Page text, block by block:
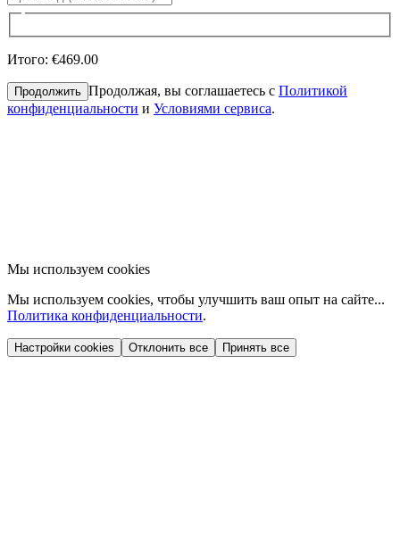
Итого: €469.00
Продолжить Продолжая, вы соглашаетесь с Политикой
конфиденциальности и Условиями сервиса.
Мы используем cookies
Мы используем cookies, чтобы улучшить ваш опыт на сайте...
Политика конфиденциальности.
Настройки cookies Отклонить все Принять все